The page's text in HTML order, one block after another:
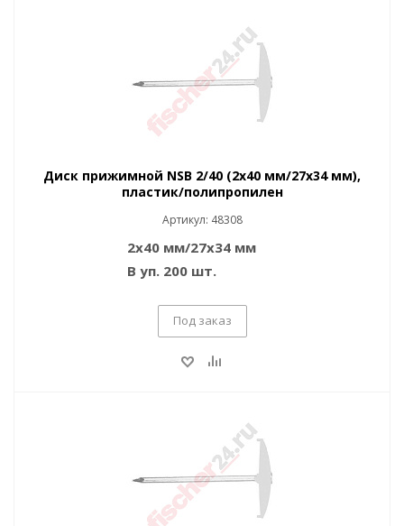
Диск прижимной NSB 2/40 (2x40 мм/27x34 мм),
пластик/полипропилен
Артикул: 48308
2x40 мм/27x34 мм
В уп. 200 шт.
Под заказ